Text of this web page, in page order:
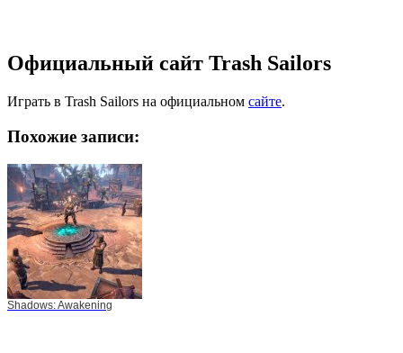
Официальный сайт Trash Sailors
Играть в Trash Sailors на официальном сайте.
Похожие записи:
Shadows: Awakening